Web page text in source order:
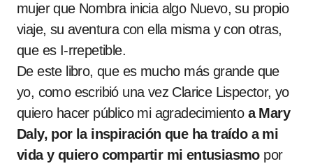
mujer que Nombra inicia algo Nuevo, su propio
viaje, su aventura con ella misma y con otras,
que es I-rrepetible.
De este libro, que es mucho más grande que
yo, como escribió una vez Clarice Lispector, yo
quiero hacer público mi agradecimiento a Mary
Daly, por la inspiración que ha traído a mi
vida y quiero compartir mi entusiasmopor